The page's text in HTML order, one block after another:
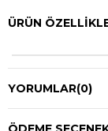
ÜRÜN
YORUMLAR(0)